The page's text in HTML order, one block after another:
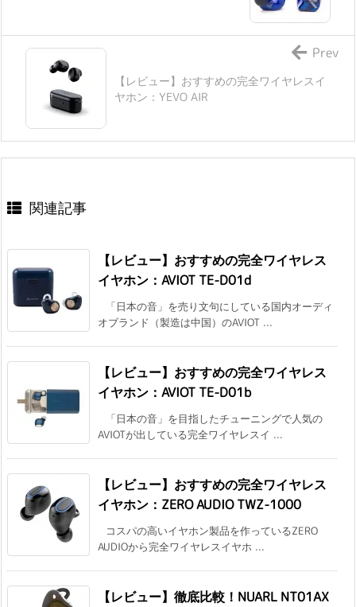
【レビュー】おすすめの完全ワイヤレスイ
ヤホン：YEVO AIR
Prev
関連記事
【レビュー】おすすめの完全ワイヤレス
イヤホン：AVIOT TE-D01d
「日本の音」を売り文句にしている国内オーディ
オブランド（製造は中国）のAVIOT ...
【レビュー】おすすめの完全ワイヤレス
イヤホン：AVIOT TE-D01b
「日本の音」を目指したチューニングで人気の
AVIOTが出している完全ワイヤレスイ ...
【レビュー】おすすめの完全ワイヤレス
イヤホン：ZERO AUDIO TWZ-1000
コスパの高いイヤホン製品を作っているZERO
AUDIOから完全ワイヤレスイヤホ ...
【レビュー】徹底比較！NUARL NT01AX